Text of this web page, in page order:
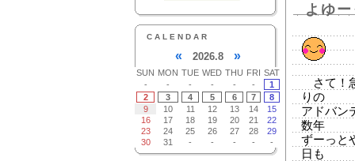
CALENDAR
« 2026.8 »
SUN MON TUE WED THU FRI SAT
-
- - - - -
1
2
3 4 5 6 7
8
9
10 11 12 13 14
15
16
17 18 19 20 21
22
23
24 25 26 27 28
29
30
31 - - - - -
よゆ
さて！
りの
アドバン
数年
ずーっと
日も